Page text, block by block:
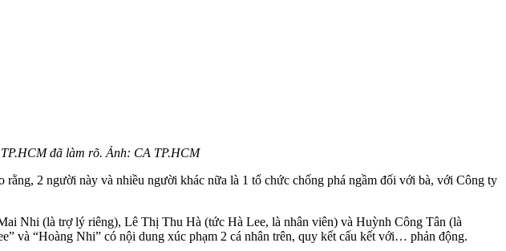
đã làm rõ. Ảnh: CA TP.HCM
2 người này và nhiều người khác nữa là 1 tổ chức chống phá ngầm đối với bà, với Công ty
Nhi (là trợ lý riêng), Lê Thị Thu Hà (tức Hà Lee, là nhân viên) và Huỳnh Công Tân (là
và “Hoàng Nhi” có nội dung xúc phạm 2 cá nhân trên, quy kết cấu kết với… phản động.